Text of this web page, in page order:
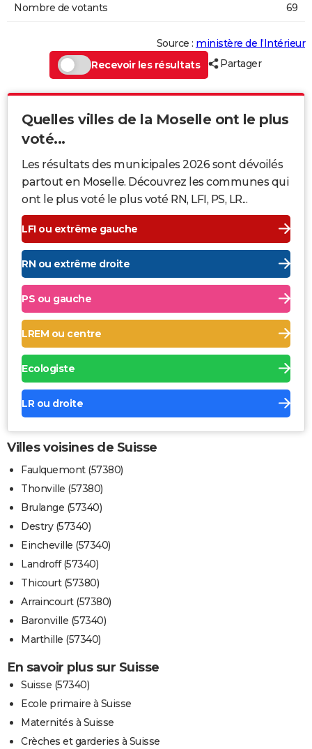
Nombre de votants 69
Source : ministère de l’Intérieur
Recevoir les résultats
Partager
Quelles villes de la Moselle ont le plus
voté...
Les résultats des municipales 2026 sont dévoilés
partout en Moselle. Découvrez les communes qui
ont le plus voté le plus voté RN, LFI, PS, LR...
LFI ou extrême gauche
RN ou extrême droite
PS ou gauche
LREM ou centre
Ecologiste
LR ou droite
Villes voisines de Suisse
Faulquemont (57380)
Thonville (57380)
Brulange (57340)
Destry (57340)
Eincheville (57340)
Landroff (57340)
Thicourt (57380)
Arraincourt (57380)
Baronville (57340)
Marthille (57340)
En savoir plus sur Suisse
Suisse (57340)
Ecole primaire à Suisse
Maternités à Suisse
Crèches et garderies à Suisse